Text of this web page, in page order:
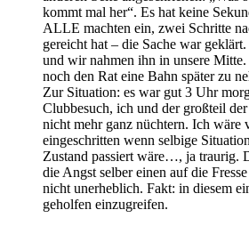
kommt mal her“. Es hat keine
ALLE machten ein, zwei Schritte
gereicht hat – die Sache war
und wir nahmen ihn in unsere
noch den Rat eine Bahn später zu
Zur Situation: es war gut 3 Uhr
Clubbesuch, ich und der großteil
nicht mehr ganz nüchtern. Ich wäre
eingeschritten wenn selbige
Zustand passiert wäre…, ja traurig.
die Angst selber einen auf die
nicht unerheblich. Fakt: in diesem
geholfen einzugreifen.